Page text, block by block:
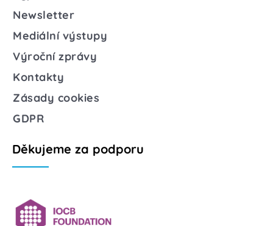
Newsletter
Mediální výstupy
Výroční zprávy
Kontakty
Zásady cookies
GDPR
Děkujeme za podporu